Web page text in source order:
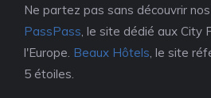
Ne partez pas sans découvrir
PassPass, le site dédié aux City
l'Europe. Beaux Hôtels, le site
5 étoiles.